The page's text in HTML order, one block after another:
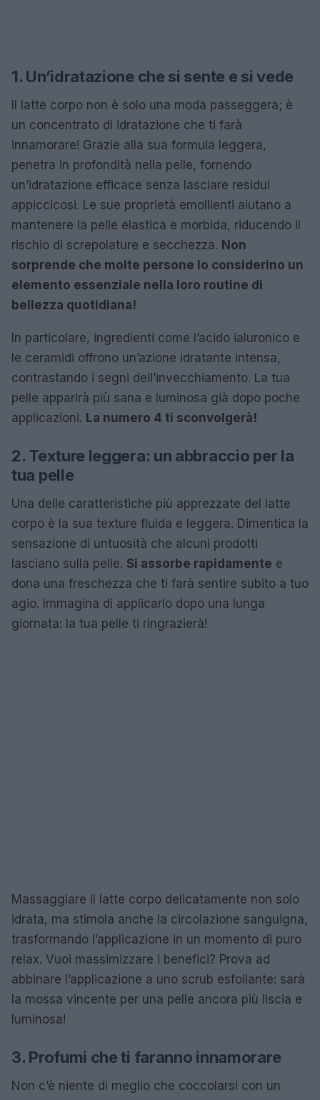
1. Un’idratazione che si sente e si vede
Il latte corpo non è solo una moda passeggera; è
un concentrato di idratazione che ti farà
innamorare! Grazie alla sua formula leggera,
penetra in profondità nella pelle, fornendo
un’idratazione efficace senza lasciare residui
appiccicosi. Le sue proprietà emollienti aiutano a
mantenere la pelle elastica e morbida, riducendo il
rischio di screpolature e secchezza. Non
sorprende che molte persone lo considerino un
elemento essenziale nella loro routine di
bellezza quotidiana!
In particolare, ingredienti come l’acido ialuronico e
le ceramidi offrono un’azione idratante intensa,
contrastando i segni dell’invecchiamento. La tua
pelle apparirà più sana e luminosa già dopo poche
applicazioni. La numero 4 ti sconvolgerà!
2. Texture leggera: un abbraccio per la
tua pelle
Una delle caratteristiche più apprezzate del latte
corpo è la sua texture fluida e leggera. Dimentica la
sensazione di untuosità che alcuni prodotti
lasciano sulla pelle. Si assorbe rapidamente e
dona una freschezza che ti farà sentire subito a tuo
agio. Immagina di applicarlo dopo una lunga
giornata: la tua pelle ti ringrazierà!
Massaggiare il latte corpo delicatamente non solo
idrata, ma stimola anche la circolazione sanguigna,
trasformando l’applicazione in un momento di puro
relax. Vuoi massimizzare i benefici? Prova ad
abbinare l’applicazione a uno scrub esfoliante: sarà
la mossa vincente per una pelle ancora più liscia e
luminosa!
3. Profumi che ti faranno innamorare
Non c’è niente di meglio che coccolarsi con un